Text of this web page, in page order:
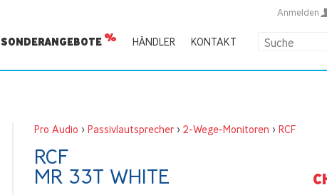
Anmelden
SONDERANGEBOTE HÄNDLER KONTAKT
Pro Audio > Passivlautsprecher> 2-Wege-Monitoren > RCF
RCF
MR 33T WHITE